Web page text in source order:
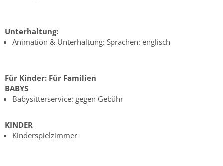
Unterhaltung:
Animation & Unterhaltung: Sprachen: englisch
Für Kinder: Für Familien
BABYS
Babysitterservice: gegen Gebühr
KINDER
Kinderspielzimmer